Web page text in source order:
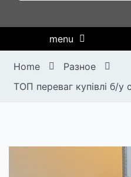
menu
Home
Разное
ТОП переваг купівлі б/у